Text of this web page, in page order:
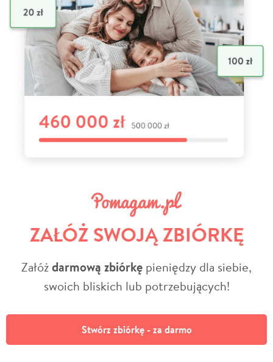
ZAŁÓŻ SWOJĄ ZBIÓRKĘ
Załóżdarmową zbiórkę pieniędzy dla siebie,
swoich bliskich lub potrzebujących!
Stwórz zbiórkę - za darmo